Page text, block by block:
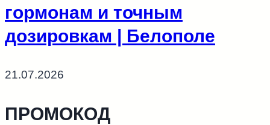
гормонам и точным
дозировкам | Белополе
21.07.2026
ПРОМОКОД